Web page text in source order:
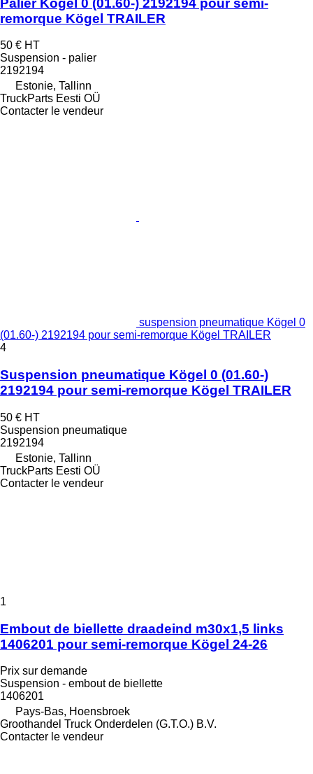
remorque Kögel TRAILER
50 € HT
Suspension - palier
2192194
Estonie, Tallinn
TruckParts Eesti OÜ
Contacter le vendeur
suspension pneumatique Kögel 0
(01.60-) 2192194 pour semi-remorque Kögel TRAILER
4
Suspension pneumatique Kögel 0 (01.60-)
2192194 pour semi-remorque Kögel TRAILER
50 € HT
Suspension pneumatique
2192194
Estonie, Tallinn
TruckParts Eesti OÜ
Contacter le vendeur
1
Embout de biellette draadeind m30x1,5 links
1406201 pour semi-remorque Kögel 24-26
Prix sur demande
Suspension - embout de biellette
1406201
Pays-Bas, Hoensbroek
Groothandel Truck Onderdelen (G.T.O.) B.V.
Contacter le vendeur